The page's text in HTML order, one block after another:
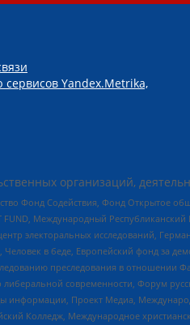
Yandex.Metrika,
организаций,
Фонд Содействия, Фонд Открытое
Международный
электоральных исследований,
Человек в беде, Европейский фонд
преследования в отношении
современности, Форум
Проект Медиа,
Колледж, Международное